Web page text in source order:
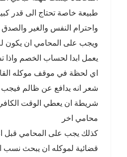
طبيعة خاصة تحتاج الى قدر
واحترام النفس والغير
ويجب على المحامي ان يكون
يعمل ابدا لحساب الخصم
اي لحظة في موقف موكله
شعر انه يدافع عن ظالم فيجب
شريطة ان يعطي الوقت
محامي اخر
كذلك يجب على المحامي قبل
قضائية لموكله ان يبحث نسب